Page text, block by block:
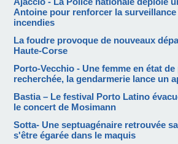
Antoine pour renforcer la
incendies
La foudre provoque de nouveaux
Haute-Corse
Porto-Vecchio - Une femme en état
recherchée, la gendarmerie lance un
Bastia – Le festival Porto Latino
le concert de Mosimann
Sotta- Une septuagénaire retrouvée
s'être égarée dans le maquis